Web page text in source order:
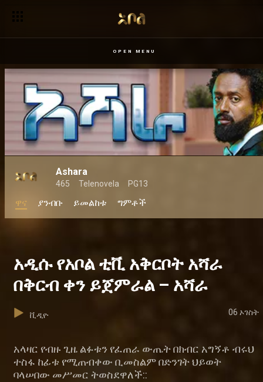
OPEN MENU
Ashara
465 Telenovela PG13
ዋና ያንብቡ ይመልከቱ ግምቶች
አዲሱ የአቦል ቲቪ አቅርቦት አሻራ
በቅርብ ቀን ይጀምራል – አሻራ
ቪዲዮ 06 ኦገስት
አላዛር የብዙ ጊዜ ልፉቱን የፈጠራ ውጤት በክብር አግኝቶ ብሩህ
ተስፋ ከፊቱ የሚጠብቀው ቢመስልም በድንገት ህይወት
ባላሠበው መሥመር ትወስደዋለች::